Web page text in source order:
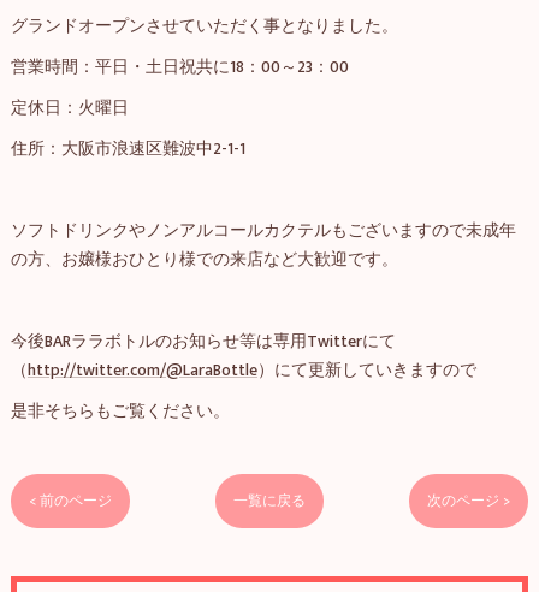
グランドオープンさせていただく事となりました。
営業時間：平日・土日祝共に18：00～23：00
定休日：火曜日
住所：大阪市浪速区難波中2-1-1
ソフトドリンクやノンアルコールカクテルもございますので未成年
の方、お嬢様おひとり様での来店など大歓迎です。
今後BARララボトルのお知らせ等は専用Twitterにて
（http://twitter.com/@LaraBottle）にて更新していきますので
是非そちらもご覧ください。
< 前のページ 一覧に戻る 次のページ >